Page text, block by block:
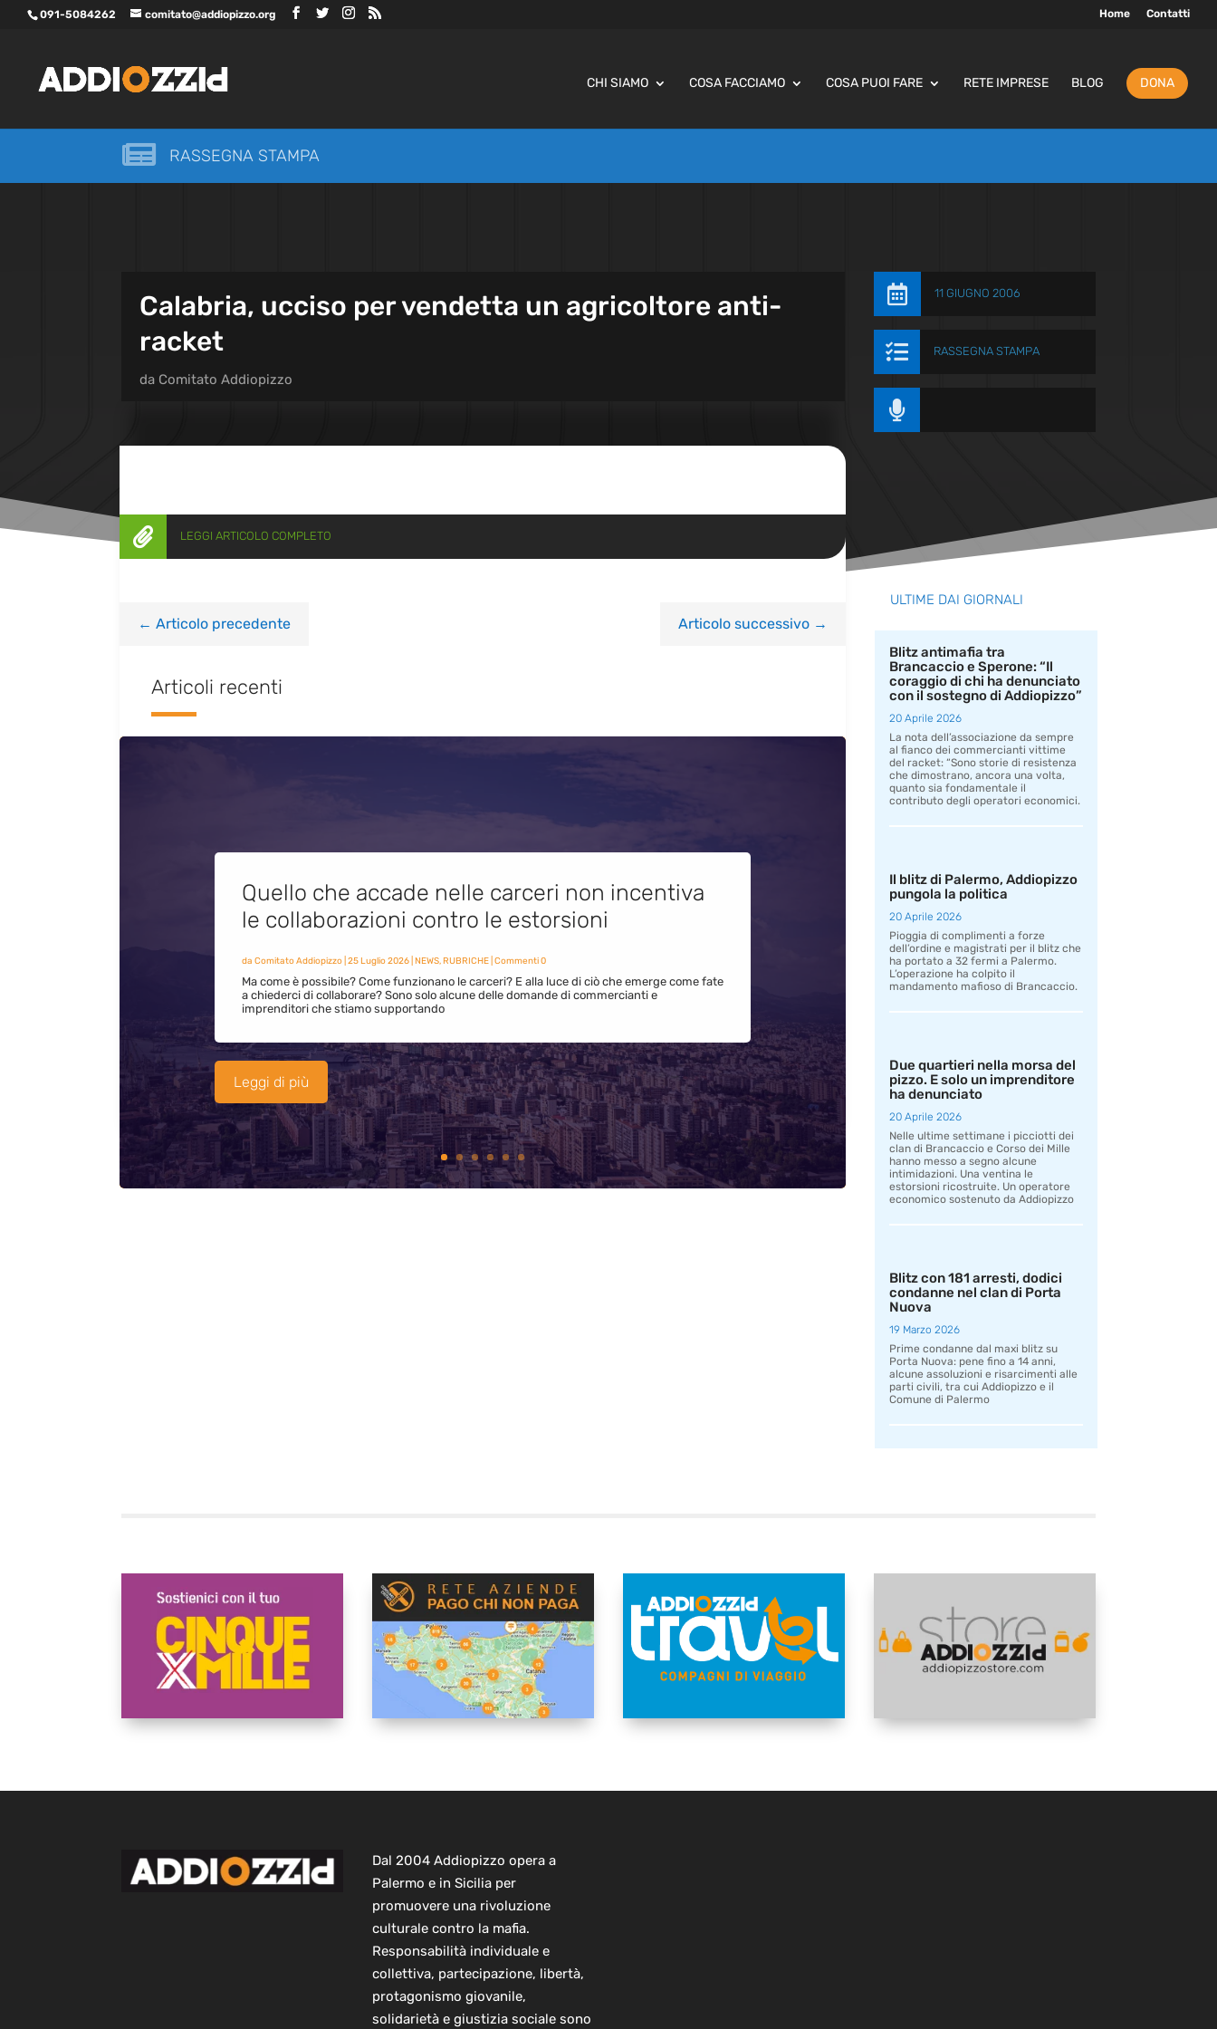
091-5084262 comitato@addiopizzo.org Home Contatti
CHI SIAMO COSA FACCIAMO COSA PUOI FARE RETE IMPRESE BLOG DONA
 RASSEGNA STAMPA
Calabria, ucciso per vendetta un agricoltore anti-
racket
da Comitato Addiopizzo
 11 GIUGNO 2006
 RASSEGNA STAMPA

 LEGGI ARTICOLO COMPLETO
← Articolo precedente Articolo successivo→
Articoli recenti
Quello che accade nelle carceri non incentiva
le collaborazioni contro le estorsioni
da Comitato Addiopizzo| 25 Luglio 2026| NEWS,RUBRICHE| Commenti 0
Ma come è possibile? Come funzionano le carceri? E alla luce di ciò che emerge come fate
a chiederci di collaborare? Sono solo alcune delle domande di commercianti e
imprenditori che stiamo supportando
Leggi di più
ULTIME DAI GIORNALI
Blitz antimafia tra
Brancaccio e Sperone: “Il
coraggio di chi ha denunciato
con il sostegno di Addiopizzo”
20 Aprile 2026
La nota dell’associazione da sempre
al fianco dei commercianti vittime
del racket: “Sono storie di resistenza
che dimostrano, ancora una volta,
quanto sia fondamentale il
contributo degli operatori economici.
Il blitz di Palermo, Addiopizzo
pungola la politica
20 Aprile 2026
Pioggia di complimenti a forze
dell’ordine e magistrati per il blitz che
ha portato a 32 fermi a Palermo.
L’operazione ha colpito il
mandamento mafioso di Brancaccio.
Due quartieri nella morsa del
pizzo. E solo un imprenditore
ha denunciato
20 Aprile 2026
Nelle ultime settimane i picciotti dei
clan di Brancaccio e Corso dei Mille
hanno messo a segno alcune
intimidazioni. Una ventina le
estorsioni ricostruite. Un operatore
economico sostenuto da Addiopizzo
Blitz con 181 arresti, dodici
condanne nel clan di Porta
Nuova
19 Marzo 2026
Prime condanne dal maxi blitz su
Porta Nuova: pene fino a 14 anni,
alcune assoluzioni e risarcimenti alle
parti civili, tra cui Addiopizzo e il
Comune di Palermo
Dal 2004 Addiopizzo opera a
Palermo e in Sicilia per
promuovere una rivoluzione
culturale contro la mafia.
Responsabilità individuale e
collettiva, partecipazione, libertà,
protagonismo giovanile,
solidarietà e giustizia sociale sono